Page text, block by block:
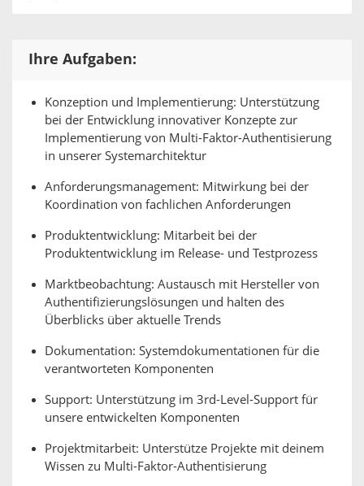
Ihre Aufgaben:
Konzeption und Implementierung: Unterstützung
bei der Entwicklung innovativer Konzepte zur
Implementierung von Multi-Faktor-Authentisierung
in unserer Systemarchitektur
Anforderungsmanagement: Mitwirkung bei der
Koordination von fachlichen Anforderungen
Produktentwicklung: Mitarbeit bei der
Produktentwicklung im Release- und Testprozess
Marktbeobachtung: Austausch mit Hersteller von
Authentifizierungslösungen und halten des
Überblicks über aktuelle Trends
Dokumentation: Systemdokumentationen für die
verantworteten Komponenten
Support: Unterstützung im 3rd-Level-Support für
unsere entwickelten Komponenten
Projektmitarbeit: Unterstütze Projekte mit deinem
Wissen zu Multi-Faktor-Authentisierung